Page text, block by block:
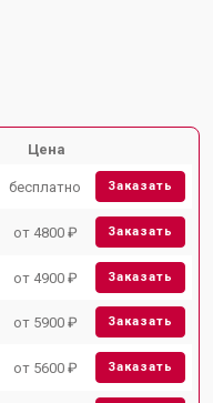
Цена
бесплатно Заказать
от 4800 ₽ Заказать
от 4900 ₽ Заказать
от 5900 ₽ Заказать
от 5600 ₽ Заказать